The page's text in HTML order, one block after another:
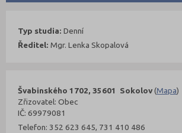
Švabinského 1702, 35601 Sokolov(Mapa)
Zřizovatel: Obec
IČ: 69979081
Telefon: 352 623 645, 731 410 486
Typ studia: Denní
Ředitel: Mgr. Lenka Skopalová